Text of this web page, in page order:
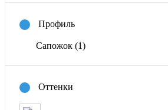
Профиль
Сапожок (1)
Оттенки